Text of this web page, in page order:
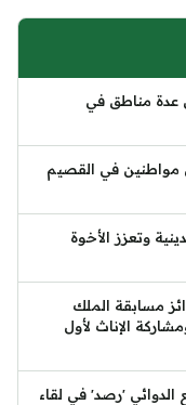
عدة مناطق في
مواطنين في القصيم
وتعزز الأخوة
مسابقة الملك
ملايين ريال ومشاركة الإناث لأول
'رصد' في لقاء